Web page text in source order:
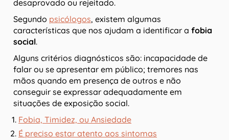
desaprovado ou rejeitado.
Segundo psicólogos, existem algumas
características que nos ajudam a identificar a fobia
social.
Alguns critérios diagnósticos são: incapacidade de
falar ou se apresentar em público; tremores nas
mãos quando em presença de outros e não
conseguir se expressar adequadamente em
situações de exposição social.
Fobia, Timidez, ou Ansiedade
É preciso estar atento aos sintomas